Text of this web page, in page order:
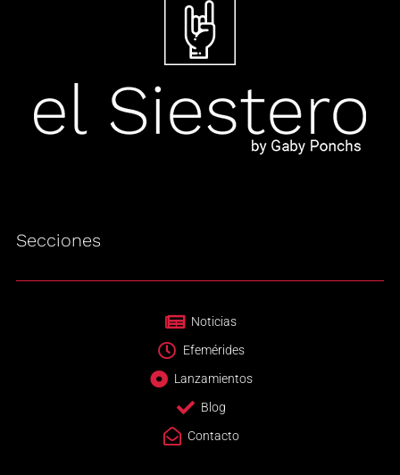
Secciones
Noticias
Efemérides
Lanzamientos
Blog
Contacto